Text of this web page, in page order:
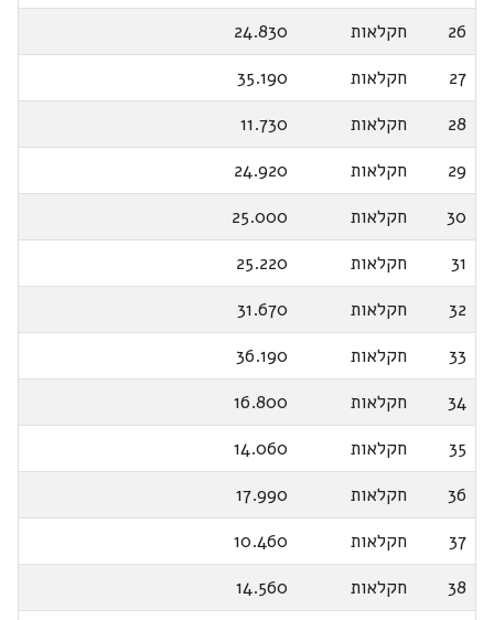
26
חקלאות
24.830
27
חקלאות
35.190
28
חקלאות
11.730
29
חקלאות
24.920
30
חקלאות
25.000
31
חקלאות
25.220
32
חקלאות
31.670
33
חקלאות
36.190
34
חקלאות
16.800
35
חקלאות
14.060
36
חקלאות
17.990
37
חקלאות
10.460
38
חקלאות
14.560